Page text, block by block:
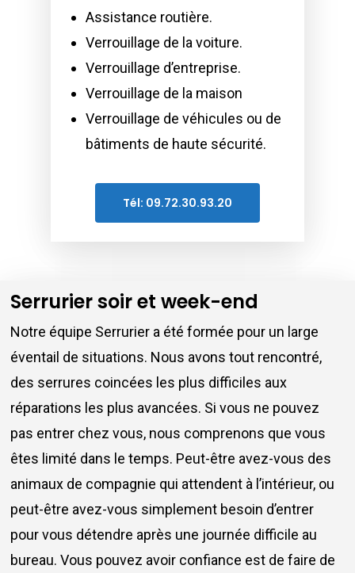
Assistance routière.
Verrouillage de la voiture.
Verrouillage d’entreprise.
Verrouillage de la maison
Verrouillage de véhicules ou de
bâtiments de haute sécurité.
Tél: 09.72.30.93.20
Serrurier soir et week-end
Notre équipe Serrurier a été formée pour un large
éventail de situations. Nous avons tout rencontré,
des serrures coincées les plus difficiles aux
réparations les plus avancées. Si vous ne pouvez
pas entrer chez vous, nous comprenons que vous
êtes limité dans le temps. Peut-être avez-vous des
animaux de compagnie qui attendent à l’intérieur, ou
peut-être avez-vous simplement besoin d’entrer
pour vous détendre après une journée difficile au
bureau. Vous pouvez avoir confiance est de faire de